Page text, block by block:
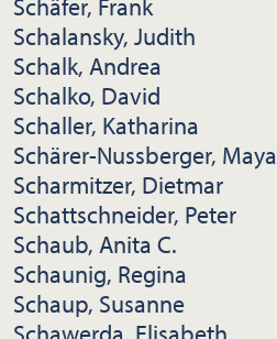
Schäfer, Frank
Schalansky, Judith
Schalk, Andrea
Schalko, David
Schaller, Katharina
Schärer-Nussberger, Maya
Scharmitzer, Dietmar
Schattschneider, Peter
Schaub, Anita C.
Schaunig, Regina
Schaup, Susanne